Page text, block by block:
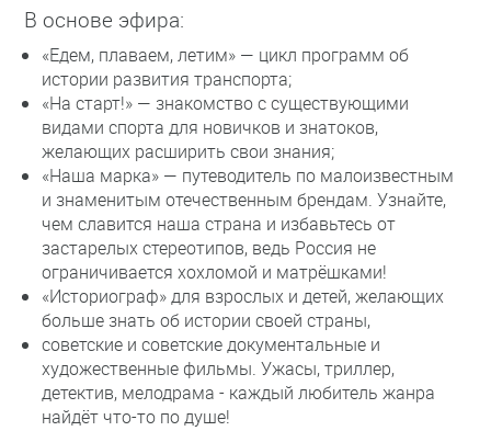
В основе эфира:
«Едем, плаваем, летим» — цикл программ об
истории развития транспорта;
«На старт!» — знакомство с существующими
видами спорта для новичков и знатоков,
желающих расширить свои знания;
«Наша марка» — путеводитель по малоизвестным
и знаменитым отечественным брендам. Узнайте,
чем славится наша страна и избавьтесь от
застарелых стереотипов, ведь Россия не
ограничивается хохломой и матрёшками!
«Историограф» для взрослых и детей, желающих
больше знать об истории своей страны,
советские и советские документальные и
художественные фильмы. Ужасы, триллер,
детектив, мелодрама - каждый любитель жанра
найдёт что-то по душе!